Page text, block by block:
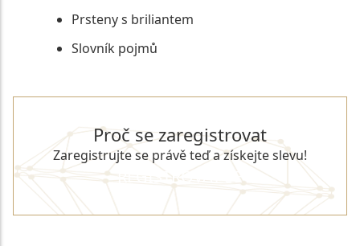
Prsteny s briliantem
Slovník pojmů
Proč se zaregistrovat
Zaregistrujte se právě teď a získejte slevu!
REGISTROVAT SE